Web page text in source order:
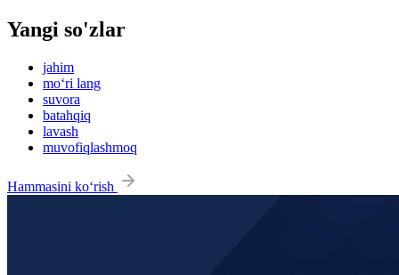
Yangi so'zlar
jahim
mo‘ri lang
suvora
batahqiq
lavash
muvofiqlashmoq
Hammasini ko‘rish